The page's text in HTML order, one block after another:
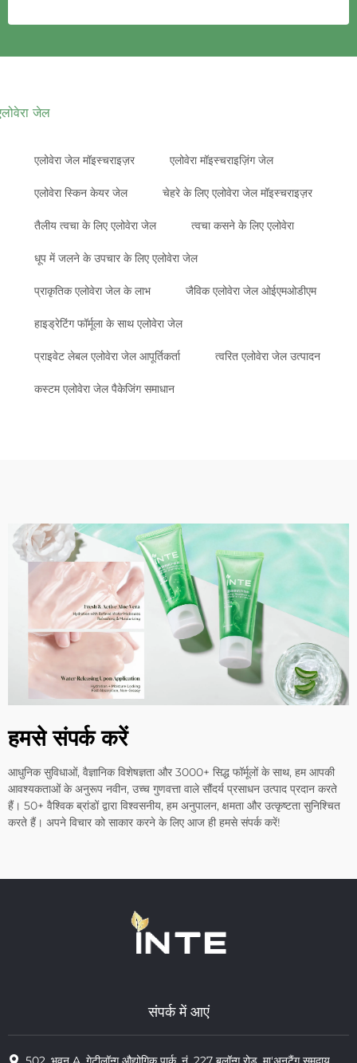
जेल
एलोवेरा जेल मॉइस्चराइज़र एलोवेरा मॉइस्चराइज़िंग जेल
एलोवेरा स्किन केयर जेल चेहरे के लिए एलोवेरा जेल मॉइस्चराइज़र
तैलीय त्वचा के लिए एलोवेरा जेल त्वचा कसने के लिए एलोवेरा
धूप में जलने के उपचार के लिए एलोवेरा जेल
प्राकृतिक एलोवेरा जेल के लाभ जैविक एलोवेरा जेल ओईएमओडीएम
हाइड्रेटिंग फॉर्मूला के साथ एलोवेरा जेल
प्राइवेट लेबल एलोवेरा जेल आपूर्तिकर्ता त्वरित एलोवेरा जेल उत्पादन
कस्टम एलोवेरा जेल पैकेजिंग समाधान
हमसे संपर्क करें
आधुनिक सुविधाओं, वैज्ञानिक विशेषज्ञता और 3000+ सिद्ध फॉर्मूलों के साथ, हम आपकी
आवश्यकताओं के अनुरूप नवीन, उच्च गुणवत्ता वाले सौंदर्य प्रसाधन उत्पाद प्रदान करते
हैं। 50+ वैश्विक ब्रांडों द्वारा विश्वसनीय, हम अनुपालन, क्षमता और उत्कृष्टता सुनिश्चित
करते हैं। अपने विचार को साकार करने के लिए आज ही हमसे संपर्क करें!
संपर्क में आएं